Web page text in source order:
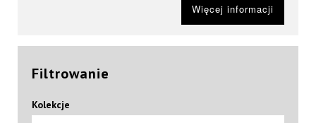
Więcej informacji
Filtrowanie
Kolekcje